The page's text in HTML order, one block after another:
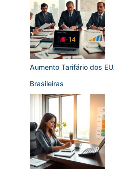
Aumento Tarifário dos
Brasileiras